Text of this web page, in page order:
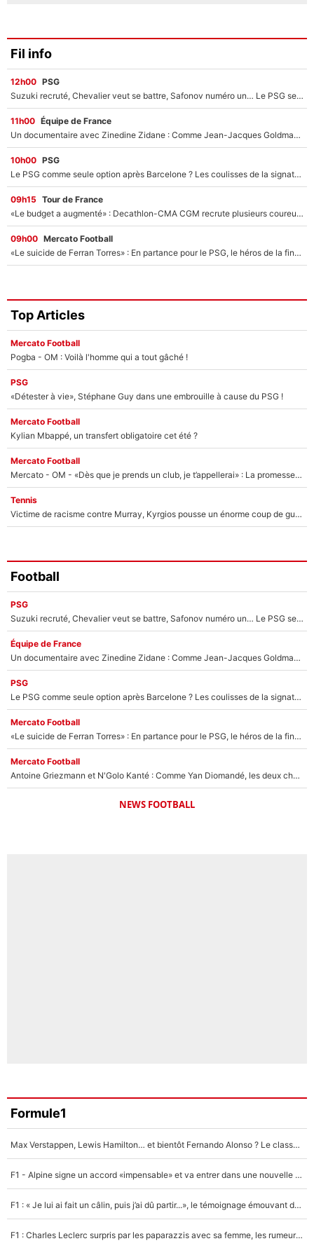
Fil info
12h00 PSG
Suzuki recruté, Chevalier veut se battre, Safonov numéro un… Le PSG se lance encore dans un gros chantier pour le poste de gardien de but
11h00 Équipe de France
Un documentaire avec Zinedine Zidane : Comme Jean-Jacques Goldman et Mylène Farmer, le nouveau sélectionneur de l'équipe de France a recalé une journaliste très connue
10h00 PSG
Le PSG comme seule option après Barcelone ? Les coulisses de la signature historique de Lionel Messi sont révélées au grand jour !
09h15 Tour de France
«Le budget a augmenté» : Decathlon-CMA CGM recrute plusieurs coureurs pour offrir à Paul Seixas une équipe pour gagner le Tour de France 2027
09h00 Mercato Football
«Le suicide de Ferran Torres» : En partance pour le PSG, le héros de la finale de la Coupe du monde s'attire les foudres de la presse espagnole !
Top Articles
Mercato Football
Pogba - OM : Voilà l'homme qui a tout gâché !
PSG
«Détester à vie», Stéphane Guy dans une embrouille à cause du PSG !
Mercato Football
Kylian Mbappé, un transfert obligatoire cet été ?
Mercato Football
Mercato - OM - «Dès que je prends un club, je t’appellerai» : La promesse de Marcelino au moment de claquer la porte
Tennis
Victime de racisme contre Murray, Kyrgios pousse un énorme coup de gueule !
Football
PSG
Suzuki recruté, Chevalier veut se battre, Safonov numéro un… Le PSG se lance encore dans un gros chantier pour le poste de gardien de but
Équipe de France
Un documentaire avec Zinedine Zidane : Comme Jean-Jacques Goldman et Mylène Farmer, le nouveau sélectionneur de l'équipe de France a recalé une journaliste très connue
PSG
Le PSG comme seule option après Barcelone ? Les coulisses de la signature historique de Lionel Messi sont révélées au grand jour !
Mercato Football
«Le suicide de Ferran Torres» : En partance pour le PSG, le héros de la finale de la Coupe du monde s'attire les foudres de la presse espagnole !
Mercato Football
Antoine Griezmann et N'Golo Kanté : Comme Yan Diomandé, les deux champions du monde ont refusé de signer au PSG !
NEWS FOOTBALL
Formule1
Max Verstappen, Lewis Hamilton… et bientôt Fernando Alonso ? Le classement des pilotes les mieux payés en Formule 1 risque de changer !
F1 - Alpine signe un accord «impensable» et va entrer dans une nouvelle dimension : Grande nouvelle pour Pierre Gasly !
F1 : « Je lui ai fait un câlin, puis j’ai dû partir...», le témoignage émouvant de Max Verstappen sur sa fille
F1 : Charles Leclerc surpris par les paparazzis avec sa femme, les rumeurs étaient vraies !